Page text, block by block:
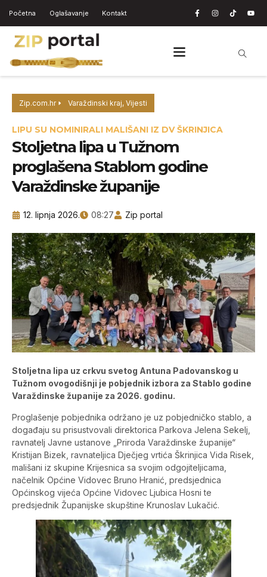
Početna Oglašavanje Kontakt
Zip.com.hr Varaždinski kraj, Vijesti
LIPU SU NOMINIRALI MALIŠANI IZ DV ŠKRINJICA
Stoljetna lipa u Tužnom
proglašena Stablom godine
Varaždinske županije
12. lipnja 2026. 08:27 Zip portal
Stoljetna lipa uz crkvu svetog Antuna Padovanskog u
Tužnom ovogodišnji je pobjednik izbora za Stablo godine
Varaždinske županije za 2026. godinu.
Proglašenje pobjednika održano je uz pobjedničko stablo, a
događaju su prisustvovali direktorica Parkova Jelena Sekelj,
ravnatelj Javne ustanove „Priroda Varaždinske županije“
Kristijan Bizek, ravnateljica Dječjeg vrtića Škrinjica Vida Risek,
mališani iz skupine Krijesnica sa svojim odgojiteljicama,
načelnik Općine Vidovec Bruno Hranić, predsjednica
Općinskog vijeća Općine Vidovec Ljubica Hosni te
predsjednik Županijske skupštine Krunoslav Lukačić.